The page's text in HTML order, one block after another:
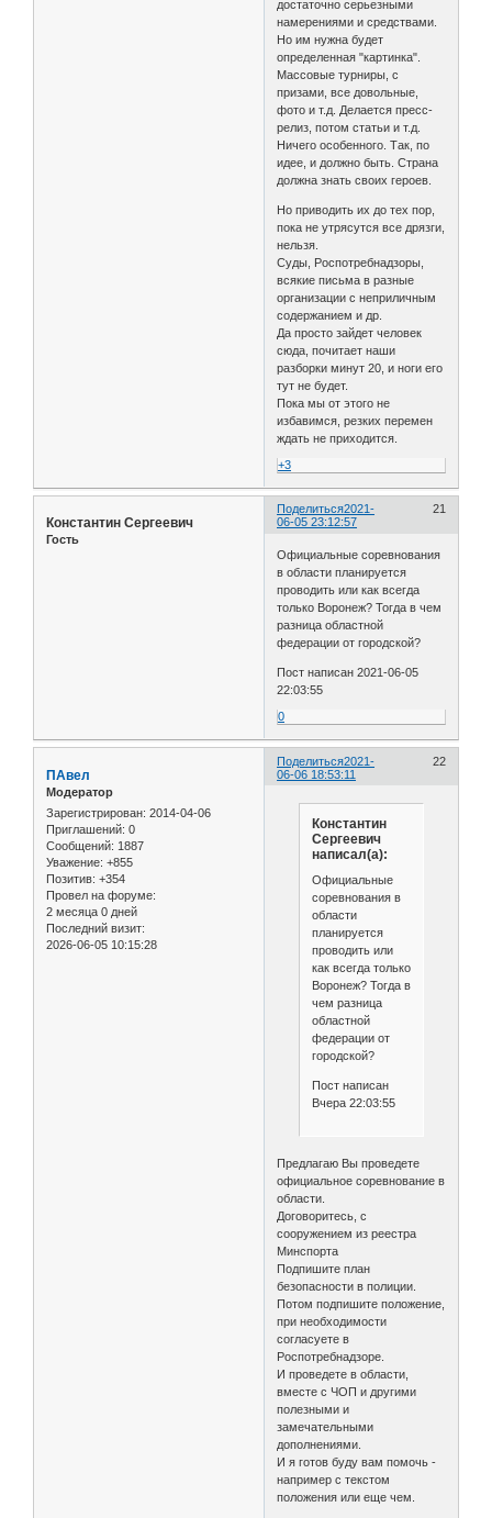
достаточно серьезными
намерениями и средствами.
Но им нужна будет
определенная "картинка".
Массовые турниры, с
призами, все довольные,
фото и т.д. Делается пресс-
релиз, потом статьи и т.д.
Ничего особенного. Так, по
идее, и должно быть. Страна
должна знать своих героев.
Но приводить их до тех пор,
пока не утрясутся все дрязги,
нельзя.
Суды, Роспотребнадзоры,
всякие письма в разные
организации с неприличным
содержанием и др.
Да просто зайдет человек
сюда, почитает наши
разборки минут 20, и ноги его
тут не будет.
Пока мы от этого не
избавимся, резких перемен
ждать не приходится.
+3
Поделиться 21
2021-
06-05 23:12:57
Константин Сергеевич
Гость
Официальные соревнования
в области планируется
проводить или как всегда
только Воронеж? Тогда в чем
разница областной
федерации от городской?
Пост написан 2021-06-05
22:03:55
0
Поделиться 22
2021-
06-06 18:53:11
ПАвел
Модератор
Зарегистрирован: 2014-04-06
Приглашений: 0
Сообщений: 1887
Уважение: +855
Позитив: +354
Провел на форуме:
2 месяца 0 дней
Последний визит:
2026-06-05 10:15:28
Константин
Сергеевич
написал(а):
Официальные
соревнования в
области
планируется
проводить или
как всегда только
Воронеж? Тогда в
чем разница
областной
федерации от
городской?
Пост написан
Вчера 22:03:55
Предлагаю Вы проведете
официальное соревнование в
области.
Договоритесь, с
сооружением из реестра
Минспорта
Подпишите план
безопасности в полиции.
Потом подпишите положение,
при необходимости
согласуете в
Роспотребнадзоре.
И проведете в области,
вместе с ЧОП и другими
полезными и
замечательными
дополнениями.
И я готов буду вам помочь -
например с текстом
положения или еще чем.